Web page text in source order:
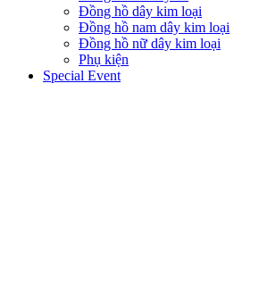
Đồng hồ dây kim loại
Đồng hồ nam dây kim loại
Đồng hồ nữ dây kim loại
Phụ kiện
Special Event